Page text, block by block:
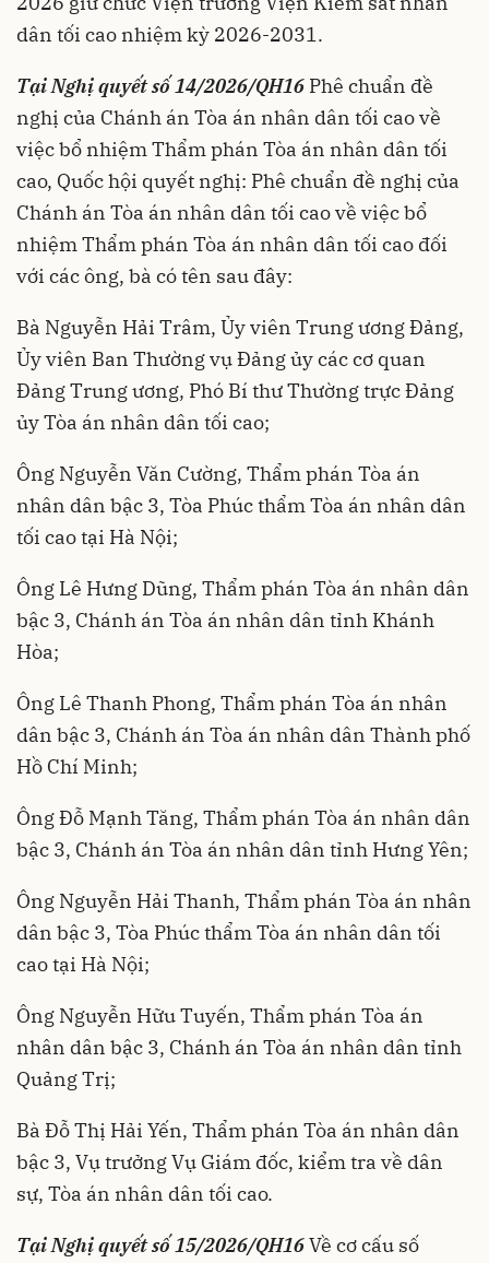
dân tối cao nhiệm kỳ 2026-2031.
Tại Nghị quyết số 14/2026/QH16 Phê chuẩn đề
nghị của Chánh án Tòa án nhân dân tối cao về
việc bổ nhiệm Thẩm phán Tòa án nhân dân tối
cao, Quốc hội quyết nghị: Phê chuẩn đề nghị của
Chánh án Tòa án nhân dân tối cao về việc bổ
nhiệm Thẩm phán Tòa án nhân dân tối cao đối
với các ông, bà có tên sau đây:
Bà Nguyễn Hải Trâm, Ủy viên Trung ương Đảng,
Ủy viên Ban Thường vụ Đảng ủy các cơ quan
Đảng Trung ương, Phó Bí thư Thường trực Đảng
ủy Tòa án nhân dân tối cao;
Ông Nguyễn Văn Cường, Thẩm phán Tòa án
nhân dân bậc 3, Tòa Phúc thẩm Tòa án nhân dân
tối cao tại Hà Nội;
Ông Lê Hưng Dũng, Thẩm phán Tòa án nhân dân
bậc 3, Chánh án Tòa án nhân dân tỉnh Khánh
Hòa;
Ông Lê Thanh Phong, Thẩm phán Tòa án nhân
dân bậc 3, Chánh án Tòa án nhân dân Thành phố
Hồ Chí Minh;
Ông Đỗ Mạnh Tăng, Thẩm phán Tòa án nhân dân
bậc 3, Chánh án Tòa án nhân dân tỉnh Hưng Yên;
Ông Nguyễn Hải Thanh, Thẩm phán Tòa án nhân
dân bậc 3, Tòa Phúc thẩm Tòa án nhân dân tối
cao tại Hà Nội;
Ông Nguyễn Hữu Tuyến, Thẩm phán Tòa án
nhân dân bậc 3, Chánh án Tòa án nhân dân tỉnh
Quảng Trị;
Bà Đỗ Thị Hải Yến, Thẩm phán Tòa án nhân dân
bậc 3, Vụ trưởng Vụ Giám đốc, kiểm tra về dân
sự, Tòa án nhân dân tối cao.
Tại Nghị quyết số 15/2026/QH16Về cơ cấu số